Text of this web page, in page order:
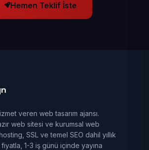
Hemen Teklif İste
veren web tasarım ajansı.
web sitesi ve kurumsal web
hosting, SSL ve temel SEO dahil yıllık
1-3 iş günü içinde yayına